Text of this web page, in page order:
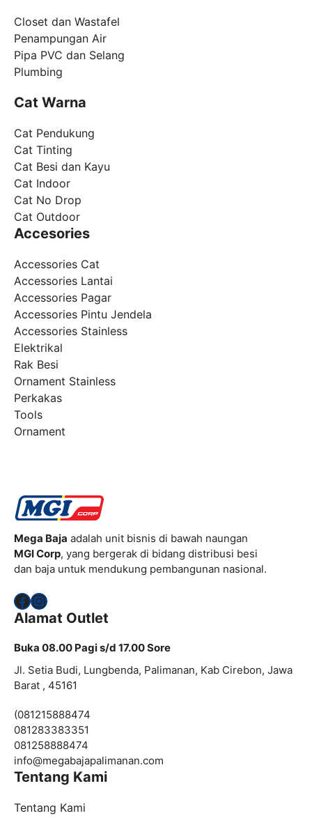
Closet dan Wastafel
Penampungan Air
Pipa PVC dan Selang
Plumbing
Cat Warna
Cat Pendukung
Cat Tinting
Cat Besi dan Kayu
Cat Indoor
Cat No Drop
Cat Outdoor
Accesories
Accessories Cat
Accessories Lantai
Accessories Pagar
Accessories Pintu Jendela
Accessories Stainless
Elektrikal
Rak Besi
Ornament Stainless
Perkakas
Tools
Ornament
Mega Baja adalah unit bisnis di bawah naungan
MGI Corp, yang bergerak di bidang distribusi besi
dan baja untuk mendukung pembangunan nasional.
Facebook
Instagram
Alamat Outlet
Buka 08.00 Pagi s/d 17.00 Sore
Jl. Setia Budi, Lungbenda, Palimanan, Kab Cirebon, Jawa
Barat , 45161
(081215888474
081283383351
081258888474
info@megabajapalimanan.com
Tentang Kami
Tentang Kami